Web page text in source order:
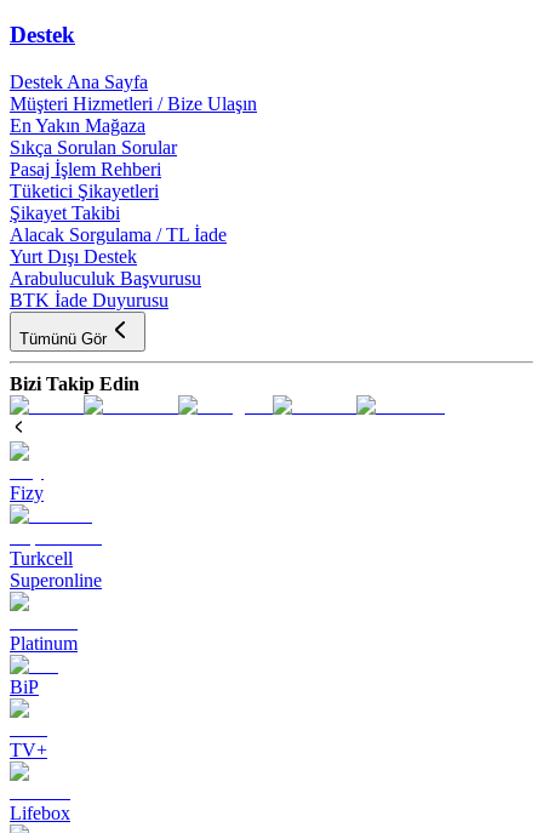
Destek
Destek Ana Sayfa
Müşteri Hizmetleri / Bize Ulaşın
En Yakın Mağaza
Sıkça Sorulan Sorular
Pasaj İşlem Rehberi
Tüketici Şikayetleri
Şikayet Takibi
Alacak Sorgulama / TL İade
Yurt Dışı Destek
Arabuluculuk Başvurusu
BTK İade Duyurusu
Tümünü Gör
Bizi Takip Edin
Fizy
Turkcell
Superonline
Platinum
BiP
TV+
Lifebox